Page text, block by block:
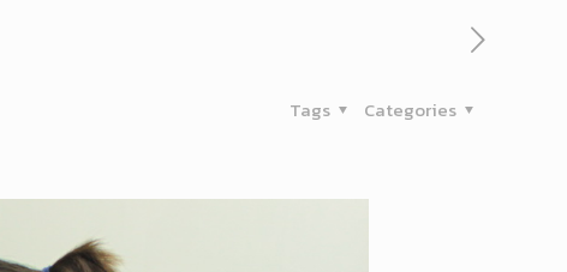
Categories
Tags